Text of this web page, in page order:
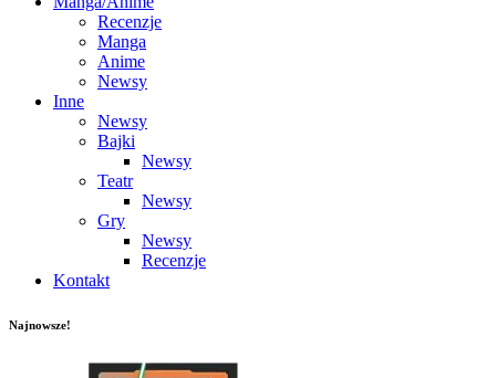
Recenzje
Manga
Anime
Newsy
Inne
Newsy
Bajki
Newsy
Teatr
Newsy
Gry
Newsy
Recenzje
Kontakt
Najnowsze!